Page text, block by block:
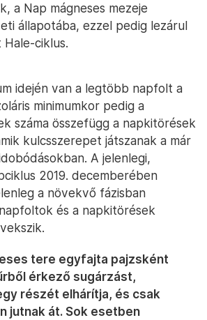
a Nap mágneses mezeje
állapotába, ezzel pedig lezárul
ciklus.
idején van a legtöbb napfolt a
minimumkor pedig a
száma összefügg a napkitörések
kulcsszerepet játszanak a már
A jelenlegi,
2019. decemberében
a növekvő fázisban
és a napkitörések
tere egyfajta pajzsként
érkező sugárzást,
részét elhárítja, és csak
jutnak át. Sok esetben